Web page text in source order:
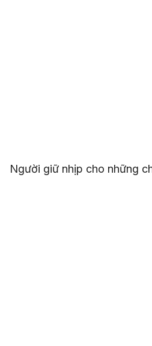
Người giữ nhịp cho những